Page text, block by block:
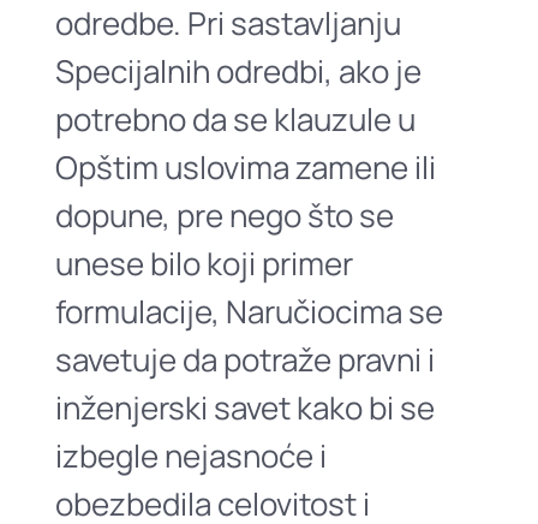
odredbe. Pri sastavljanju
Specijalnih odredbi, ako je
potrebno da se klauzule u
Opštim uslovima zamene ili
dopune, pre nego što se
unese bilo koji primer
formulacije, Naručiocima se
savetuje da potraže pravni i
inženjerski savet kako bi se
izbegle nejasnoće i
obezbedila celovitost i